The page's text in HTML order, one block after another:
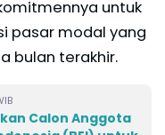
untuk
pasar modal yang
bulan terakhir.
Calon Anggota